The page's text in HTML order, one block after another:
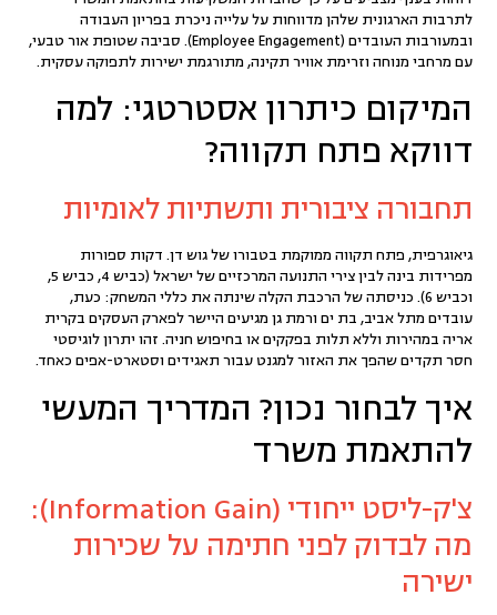
לתרבות הארגונית שלהן מדווחות על עלייה ניכרת בפריון העבודה
ובמעורבות העובדים (Employee Engagement). סביבה שטופת אור טבעי,
עם מרחבי מנוחה וזרימת אוויר תקינה, מתורגמת ישירות לתפוקה עסקית.
המיקום כיתרון אסטרטגי: למה
דווקא פתח תקווה?
תחבורה ציבורית ותשתיות לאומיות
גיאוגרפית, פתח תקווה ממוקמת בטבורו של גוש דן. דקות ספורות
מפרידות בינה לבין צירי התנועה המרכזיים של ישראל (כביש 4, כביש 5,
וכביש 6). כניסתה של
הרכבת הקלהשינתה את כללי המשחק: כעת,
עובדים מתל אביב, בת ים ורמת גן מגיעים היישר לפארק העסקים בקרית
אריה במהירות וללא תלות בפקקים או בחיפוש חניה. זהו יתרון לוגיסטי
חסר תקדים שהפך את האזור למגנט עבור תאגידים וסטארט-אפים כאחד.
איך לבחור נכון? המדריך המעשי
להתאמת משרד
צ'ק-ליסט ייחודי (Information Gain):
מה לבדוק לפני חתימה על שכירות
ישירה